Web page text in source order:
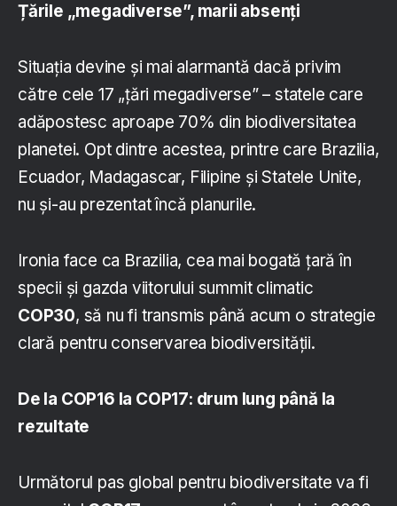
Țările „megadiverse”, marii absenți
Situația devine și mai alarmantă dacă privim
către cele 17 „țări megadiverse” – statele care
adăpostesc aproape 70% din biodiversitatea
planetei. Opt dintre acestea, printre care Brazilia,
Ecuador, Madagascar, Filipine și Statele Unite,
nu și-au prezentat încă planurile.
Ironia face ca Brazilia, cea mai bogată țară în
specii și gazda viitorului summit climatic
COP30, să nu fi transmis până acum o strategie
clară pentru conservarea biodiversității.
De la COP16 la COP17: drum lung până la
rezultate
Următorul pas global pentru biodiversitate va fi